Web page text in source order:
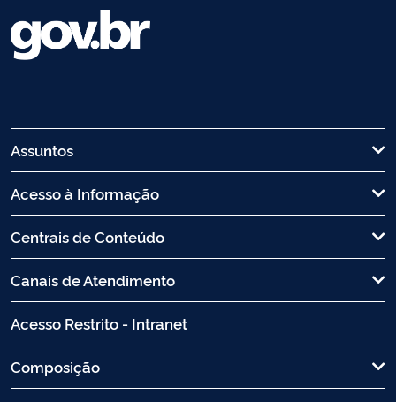
Assuntos
Acesso à Informação
Centrais de Conteúdo
Canais de Atendimento
Acesso Restrito - Intranet
Composição